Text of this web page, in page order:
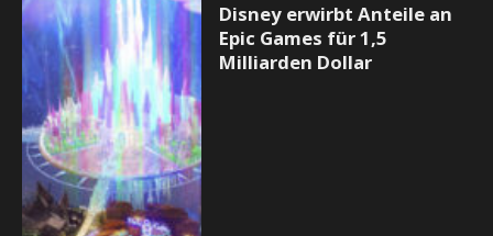
Disney erwirbt Anteile an
Epic Games für 1,5
Milliarden Dollar